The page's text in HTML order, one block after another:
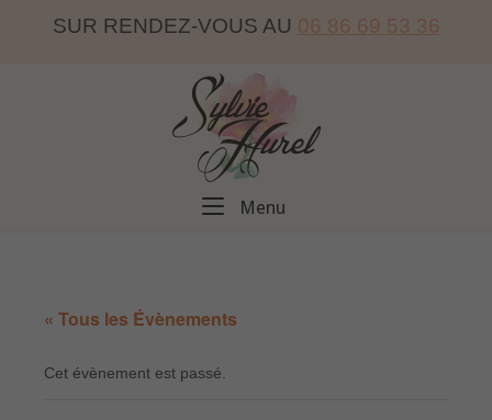
SUR RENDEZ-VOUS AU 06 86 69 53 36
Home
Menu
« Tous les Évènements
Cet évènement est passé.